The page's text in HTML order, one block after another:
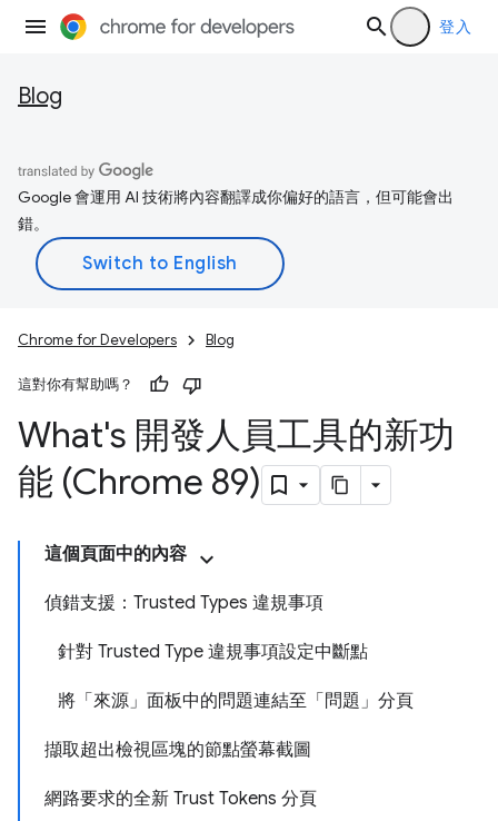
登入
Blog
Google 會運用 AI 技術將內容翻譯成你偏好的語言，但可能會出
錯。
Chrome for Developers Blog
這對你有幫助嗎？
What's 開發人員工具的新功
能 (Chrome 89)
這個頁面中的內容
偵錯支援：Trusted Types 違規事項
針對 Trusted Type 違規事項設定中斷點
將「來源」面板中的問題連結至「問題」分頁
擷取超出檢視區塊的節點螢幕截圖
網路要求的全新 Trust Tokens 分頁